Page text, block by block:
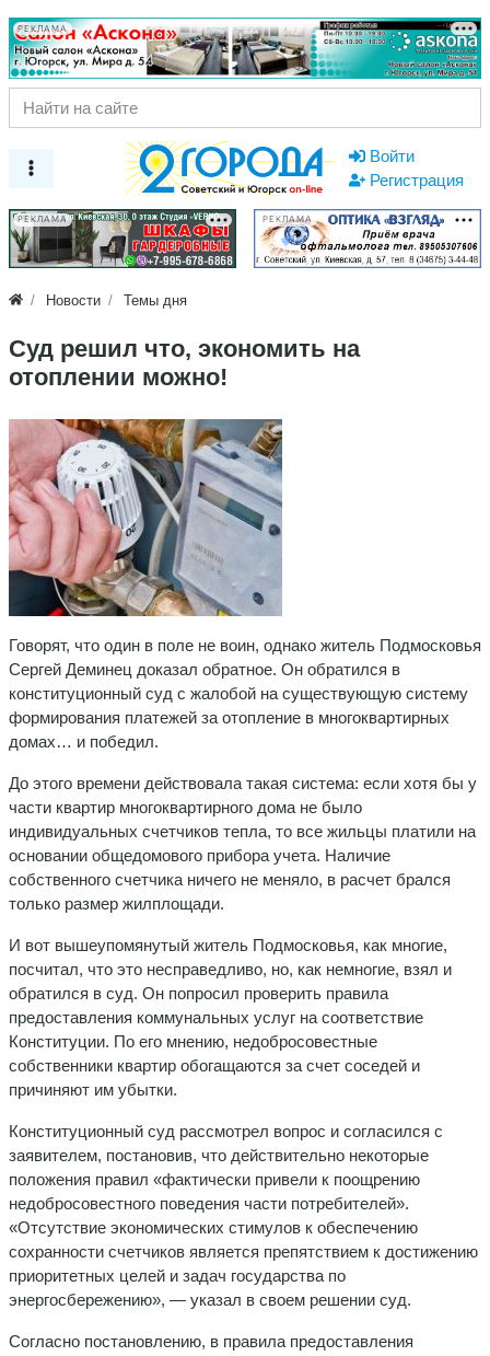
РЕКЛАМА
Войти
Регистрация
РЕКЛАМА РЕКЛАМА
Новости Темы дня
Суд решил что, экономить на
отоплении можно!
Говорят, что один в поле не воин, однако житель Подмосковья
Сергей Деминец доказал обратное. Он обратился в
конституционный суд с жалобой на существующую систему
формирования платежей за отопление в многоквартирных
домах… и победил.
До этого времени действовала такая система: если хотя бы у
части квартир многоквартирного дома не было
индивидуальных счетчиков тепла, то все жильцы платили на
основании общедомового прибора учета. Наличие
собственного счетчика ничего не меняло, в расчет брался
только размер жилплощади.
И вот вышеупомянутый житель Подмосковья, как многие,
посчитал, что это несправедливо, но, как немногие, взял и
обратился в суд. Он попросил проверить правила
предоставления коммунальных услуг на соответствие
Конституции. По его мнению, недобросовестные
собственники квартир обогащаются за счет соседей и
причиняют им убытки.
Конституционный суд рассмотрел вопрос и согласился с
заявителем, постановив, что действительно некоторые
положения правил «фактически привели к поощрению
недобросовестного поведения части потребителей».
«Отсутствие экономических стимулов к обеспечению
сохранности счетчиков является препятствием к достижению
приоритетных целей и задач государства по
энергосбережению», — указал в своем решении суд.
Согласно постановлению, в правила предоставления